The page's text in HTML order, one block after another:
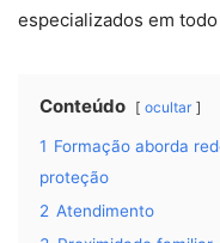
especializados em
Conteúdo ocultar
1 Formação aborda
proteção
2 Atendimento